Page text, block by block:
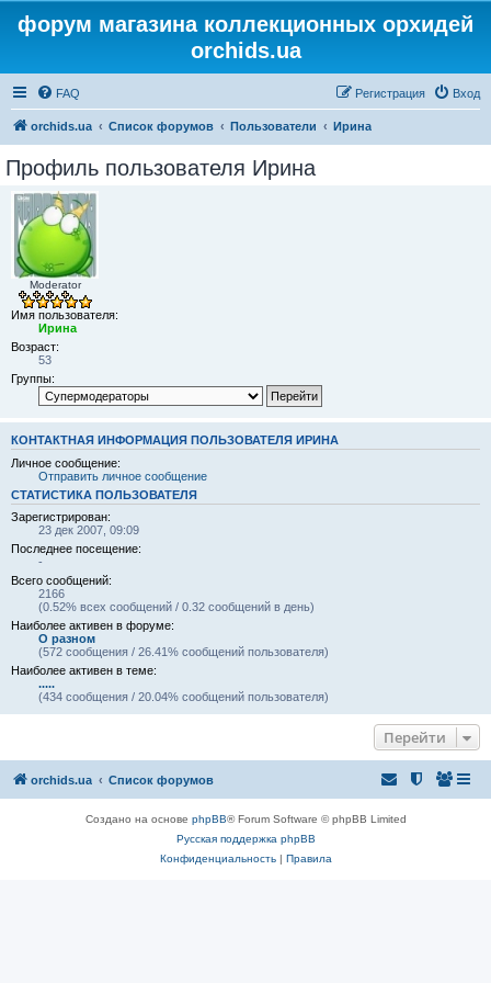
форум магазина коллекционных орхидей
orchids.ua
FAQ Вход
Регистрация
orchids.ua Список форумов Пользователи Ирина
Профиль пользователя Ирина
Moderator
Имя пользователя:
Ирина
Возраст:
53
Группы:
КОНТАКТНАЯ ИНФОРМАЦИЯ ПОЛЬЗОВАТЕЛЯ ИРИНА
Личное сообщение:
Отправить личное сообщение
СТАТИСТИКА ПОЛЬЗОВАТЕЛЯ
Зарегистрирован:
23 дек 2007, 09:09
Последнее посещение:
-
Всего сообщений:
2166
(0.52% всех сообщений / 0.32 сообщений в день)
Наиболее активен в форуме:
О разном
(572 сообщения / 26.41% сообщений пользователя)
Наиболее активен в теме:
.....
(434 сообщения / 20.04% сообщений пользователя)
Перейти
orchids.ua Список форумов
Создано на основе phpBB® Forum Software © phpBB Limited
Русская поддержка phpBB
Конфиденциальность| Правила